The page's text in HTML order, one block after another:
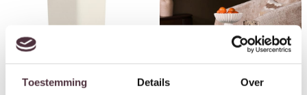
Toestemming Details Over